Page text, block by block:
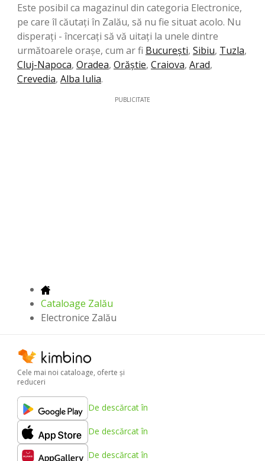
Este posibil ca magazinul din categoria Electronice,
pe care îl căutați în Zalău, să nu fie situat acolo. Nu
disperați - încercați să vă uitați la unele dintre
următoarele orașe, cum ar fi București, Sibiu, Tuzla,
Cluj-Napoca, Oradea, Orăştie, Craiova, Arad,
Crevedia, Alba Iulia.
PUBLICITATE
Cataloage Zalău
Electronice Zalău
Cele mai noi cataloage, oferte şi
reduceri
De descărcat în
De descărcat în
De descărcat în